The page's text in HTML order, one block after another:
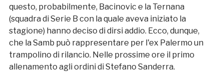
questo, probabilmente, Bacinovic e la Ternana
(squadra di Serie B con la quale aveva iniziato la
stagione) hanno deciso di dirsi addio. Ecco, dunque,
che la Samb può rappresentare per l'ex Palermo un
trampolino di rilancio. Nelle prossime ore il primo
allenamento agli ordini di Stefano Sanderra.